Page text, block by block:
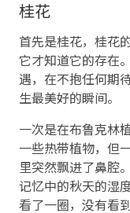
桂花
首先是桂花，桂花
它才知道它的存在
遇，在不抱任何期
生最美好的瞬间。
一次是在布鲁克林
一些热带植物，但
里突然飘进了鼻腔
记忆中的秋天的湿
看了一圈，没有看